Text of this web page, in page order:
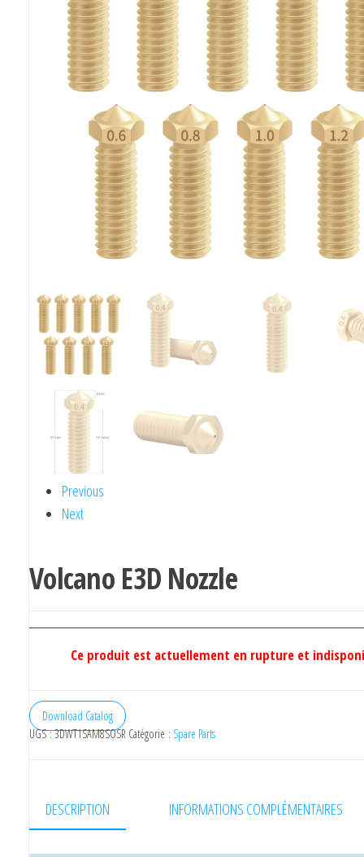
Previous
Next
Volcano E3D Nozzle
Ce produit est actuellement en rupture et
Download Catalog
UGS :3DWT1SAM8SOSR Catégorie : Spare Parts
DESCRIPTION INFORMATIONS COMPLÉMENTAIRES